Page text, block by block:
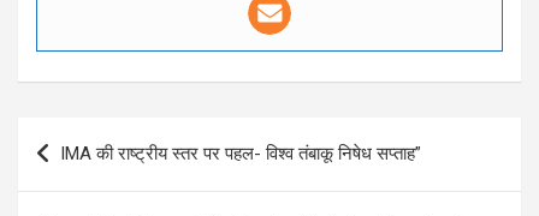
Post
navigation
IMA की राष्ट्रीय स्तर पर पहल- विश्व तंबाकू निषेध सप्ताह”